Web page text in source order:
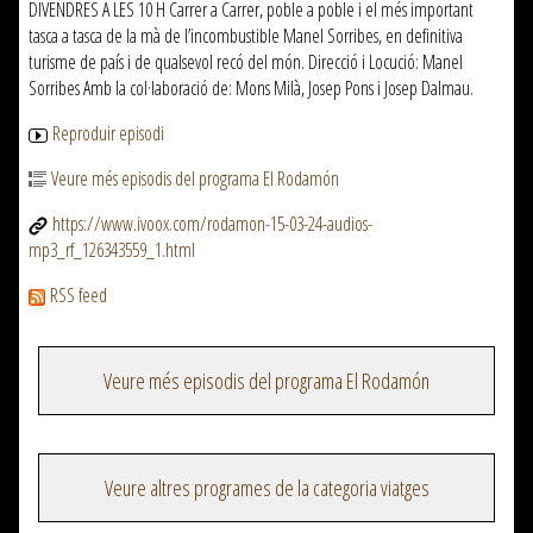
DIVENDRES A LES 10 H Carrer a Carrer, poble a poble i el més important
tasca a tasca de la mà de l’incombustible Manel Sorribes, en definitiva
turisme de país i de qualsevol recó del món. Direcció i Locució: Manel
Sorribes Amb la col·laboració de: Mons Milà, Josep Pons i Josep Dalmau.
Reproduir episodi
Veure més episodis del programa El Rodamón
https://www.ivoox.com/rodamon-15-03-24-audios-
mp3_rf_126343559_1.html
RSS feed
Veure més episodis del programa El Rodamón
Veure altres programes de la categoria viatges